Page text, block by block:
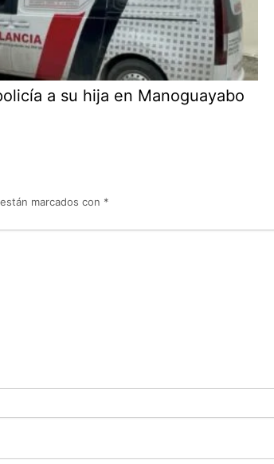
a su hija en Manoguayabo
marcados con *